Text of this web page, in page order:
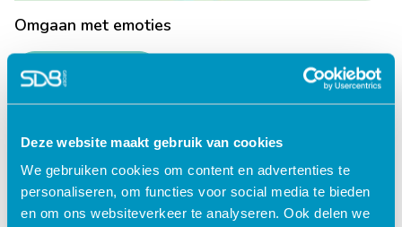
Deze website maakt gebruik van cookies
We gebruiken cookies om content en advertenties te
personaliseren, om functies voor social media te bieden
en om ons websiteverkeer te analyseren. Ook delen we
Omgaan met emoties
Lees verder